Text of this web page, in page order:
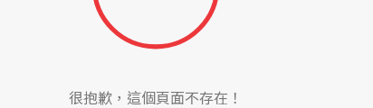
很抱歉，這個頁面不存在！